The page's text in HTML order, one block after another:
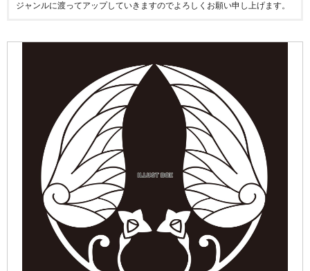
ジャンルに渡ってアップしていきますのでよろしくお願い申し上げます。